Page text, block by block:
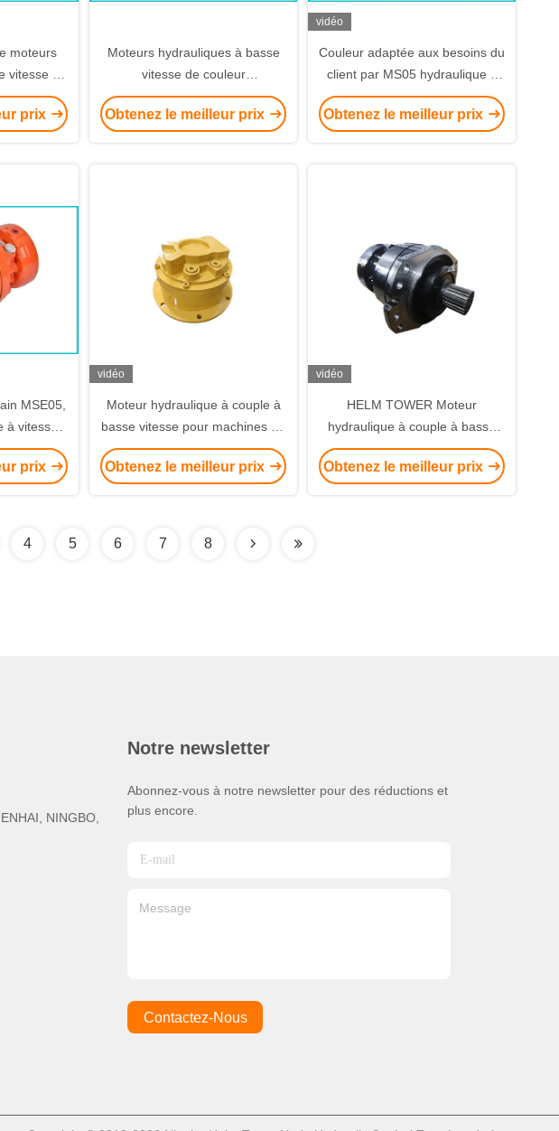
moteurs
vitesse de
prix
Moteurs hydrauliques à basse
vitesse de couleur
noire/rendement élevé moteur
hydraulique radial
Obtenez le meilleur prix
vidéo
Couleur adaptée aux besoins du
client par MS05 hydraulique à
basse vitesse de moteurs pour
le chargeur de boeuf de
Obtenez le meilleur prix
MSE05,
vitesse
R/Min
prix
vidéo
Moteur hydraulique à couple à
basse vitesse pour machines de
construction
Obtenez le meilleur prix
vidéo
HELM TOWER Moteur
hydraulique à couple à basse
vitesse pour la construction
Obtenez le meilleur prix
4 5 6 7 8
NINGBO,
Notre newsletter
Abonnez-vous à notre newsletter pour des réductions et
plus encore.
Contactez-Nous